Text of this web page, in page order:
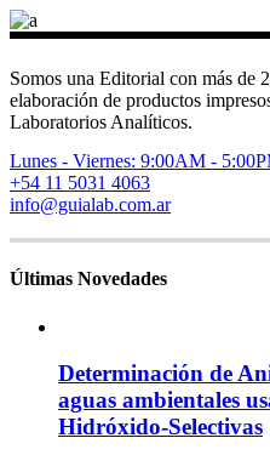
Somos una Editorial con más de
elaboración de productos
Laboratorios Analíticos.
Lunes - Viernes: 9:00AM -
+54 11 5031 4063
info@guialab.com.ar
Últimas Novedades
Determinación de
aguas ambientales
Hidróxido-Selectivas